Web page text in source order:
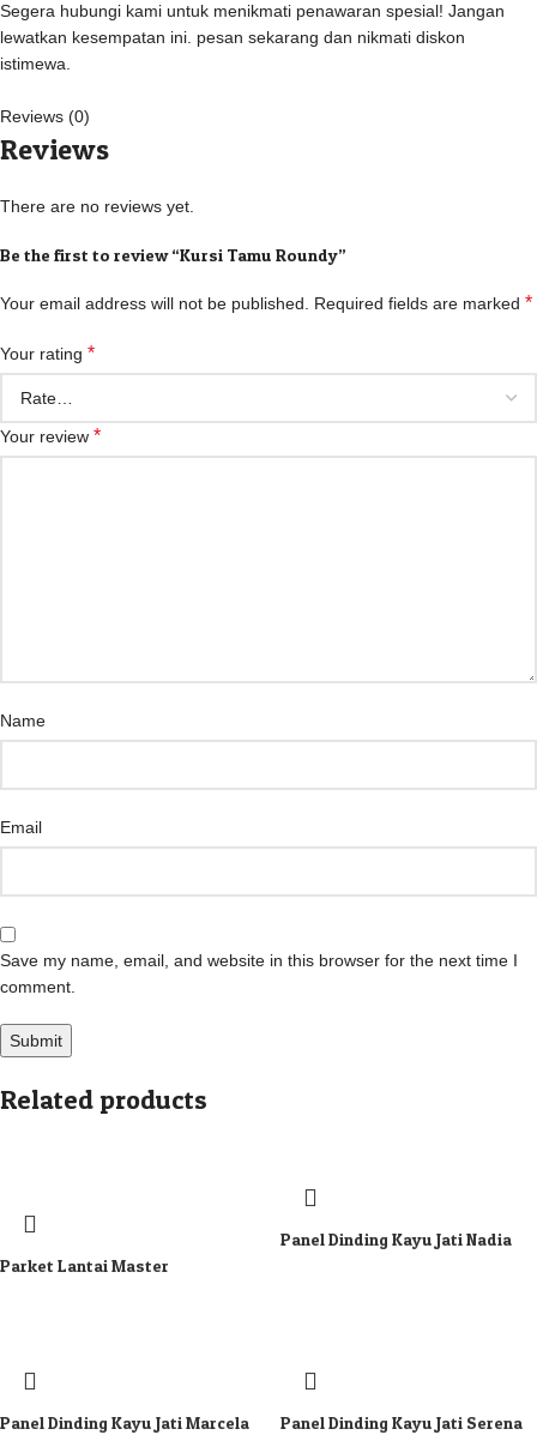
Segera hubungi kami untuk menikmati penawaran spesial! Jangan
lewatkan kesempatan ini. pesan sekarang dan nikmati diskon
istimewa.
Reviews (0)
Reviews
There are no reviews yet.
Be the first to review “Kursi Tamu Roundy”
Your email address will not be published. Required fields are marked *
Your rating *
Your review *
Name
Email
Save my name, email, and website in this browser for the next time I
comment.
Related products
Parket Lantai Master
Panel Dinding Kayu Jati Nadia
Panel Dinding Kayu Jati Marcela Panel Dinding Kayu Jati Serena